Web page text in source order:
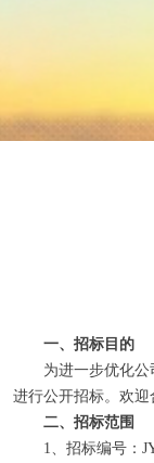
一、招标目的
为进一步优化
进行公开招标。欢迎
二、招标范围
1、招标编号：